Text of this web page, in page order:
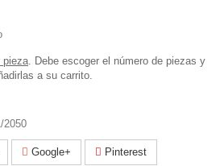
pieza . Debe escoger el número de piezas y
a su carrito.
2050
Google+ Pinterest